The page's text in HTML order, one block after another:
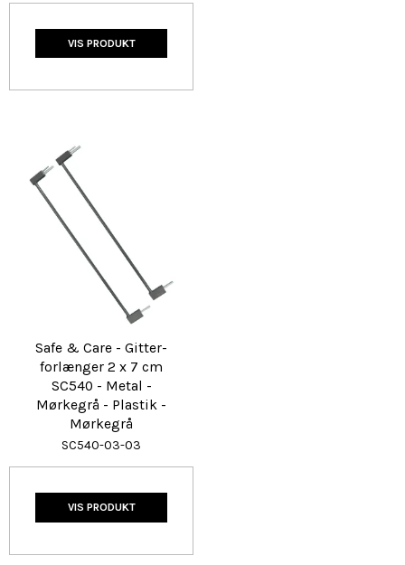
VIS PRODUKT
Safe & Care - Gitter-
forlænger 2 x 7 cm
SC540 - Metal -
Mørkegrå - Plastik -
Mørkegrå
SC540-03-03
VIS PRODUKT